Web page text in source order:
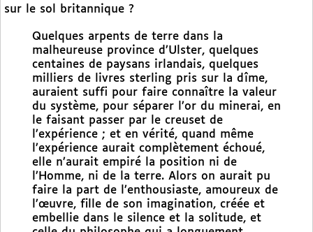
sur le sol britannique ?
Quelques arpents de terre dans la
malheureuse province d’Ulster, quelques
centaines de paysans irlandais, quelques
milliers de livres sterling pris sur la dîme,
auraient suffi pour faire connaître la valeur
du système, pour séparer l’or du minerai, en
le faisant passer par le creuset de
l’expérience ; et en vérité, quand même
l’expérience aurait complètement échoué,
elle n’aurait empiré la position ni de
l’Homme, ni de la terre. Alors on aurait pu
faire la part de l’enthousiaste, amoureux de
l’œuvre, fille de son imagination, créée et
embellie dans le silence et la solitude, et